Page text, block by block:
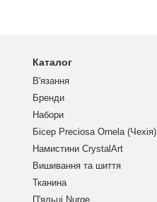
Каталог
В'язання
Бренди
Набори
Бісер Preciosa Ornela (Чехія)
Намистини CrystalArt
Вишивання та шиття
Тканина
П'яльці Nurge